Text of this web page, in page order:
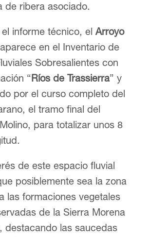
de ribera asociado.
informe técnico, el Arroyo
en el Inventario de
Sobresalientes con
“Ríos de Trassierra” y
por el curso completo del
el tramo final del
para totalizar unos 8
de este espacio fluvial
posiblemente sea la zona
las formaciones vegetales
de la Sierra Morena
destacando las saucedas